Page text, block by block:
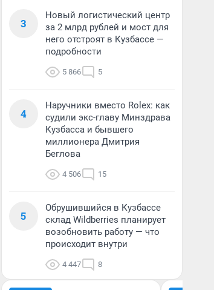
3
Новый логистический центр
за 2 млрд рублей и мост для
него отстроят в Кузбассе —
подробности
5 866 5
4
Наручники вместо Rolex: как
судили экс-главу Минздрава
Кузбасса и бывшего
миллионера Дмитрия
Беглова
4 506 15
5
Обрушившийся в Кузбассе
склад Wildberries планирует
возобновить работу — что
происходит внутри
4 447 8